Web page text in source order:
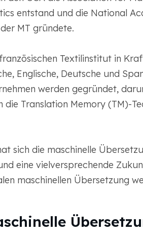
entstand und die National
MT gründete.
Textilinstitut in
Englische, Deutsche und
werden gegründet,
die Translation Memory (TM)-
sich die maschinelle
eine vielversprechende
maschinellen Übersetzung